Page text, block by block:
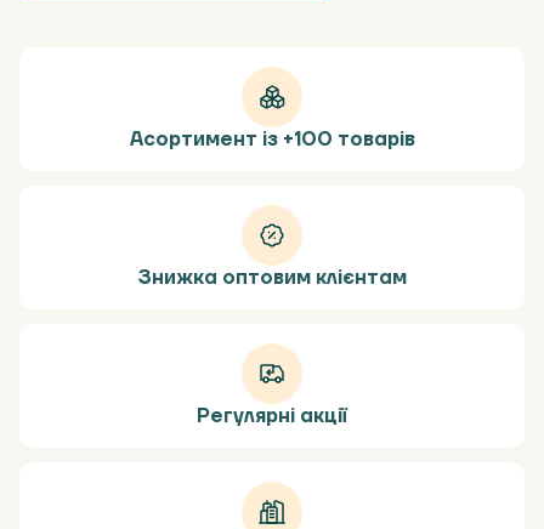
Асортимент із +100 товарів
Знижка оптовим клієнтам
Регулярні акції